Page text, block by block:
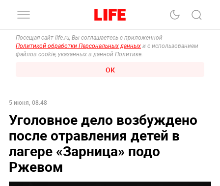
Посещая сайт life.ru, Вы соглашаетесь с приложенной
Политикой обработки Персональных данных и с использованием
файлов cookie, указанных в данной Политике.
ОК
5 июня, 08:48
Уголовное дело возбуждено
после отравления детей в
лагере «Зарница» подо
Ржевом